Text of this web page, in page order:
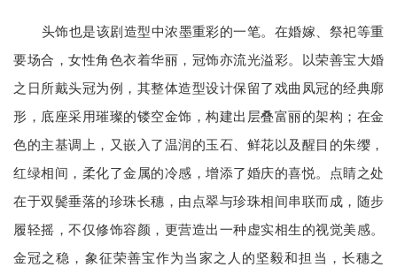
头饰也是该剧造型中浓墨重彩的一笔。在婚嫁、祭祀等重
要场合，女性角色衣着华丽，冠饰亦流光溢彩。以荣善宝大婚
之日所戴头冠为例，其整体造型设计保留了戏曲凤冠的经典廓
形，底座采用璀璨的镂空金饰，构建出层叠富丽的架构；在金
色的主基调上，又嵌入了温润的玉石、鲜花以及醒目的朱缨，
红绿相间，柔化了金属的冷感，增添了婚庆的喜悦。点睛之处
在于双鬓垂落的珍珠长穗，由点翠与珍珠相间串联而成，随步
履轻摇，不仅修饰容颜，更营造出一种虚实相生的视觉美感。
金冠之稳，象征荣善宝作为当家之人的坚毅和担当，长穗之